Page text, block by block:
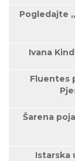
Pogledajte
Ivana
Fluentes
Šarena
Istarska